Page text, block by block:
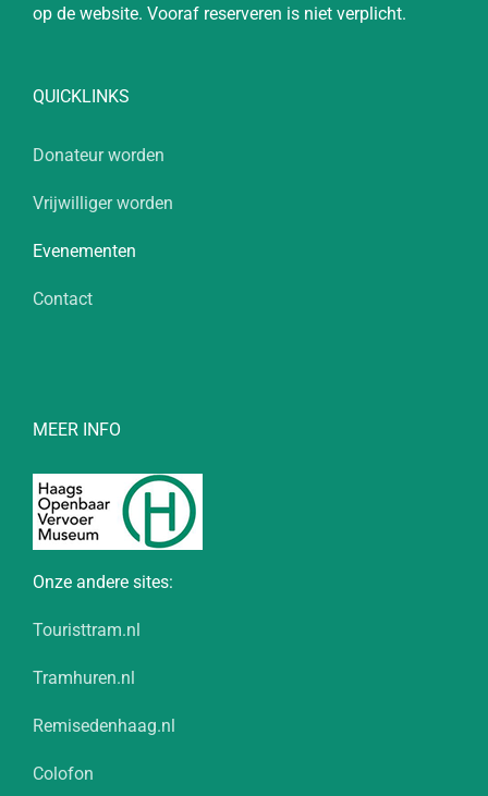
op de website. Vooraf reserveren is niet verplicht.
QUICKLINKS
Donateur worden
Vrijwilliger worden
Evenementen
Contact
MEER INFO
Onze andere sites:
Touristtram.nl
Tramhuren.nl
Remisedenhaag.nl
Colofon